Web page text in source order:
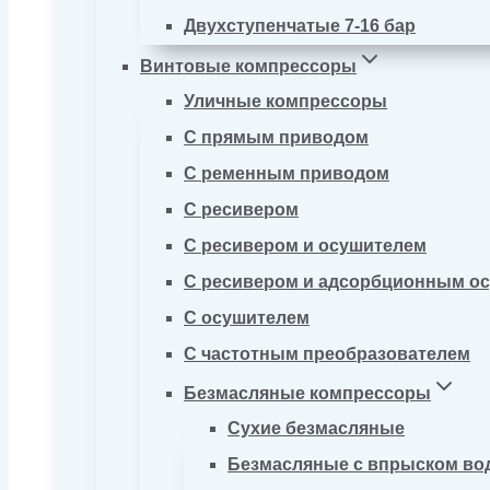
Двухступенчатые 7-16 бар
Винтовые компрессоры
Уличные компрессоры
С прямым приводом
С ременным приводом
С ресивером
С ресивером и осушителем
С ресивером и адсорбционным
С осушителем
С частотным преобразователем
Безмасляные компрессоры
Сухие безмасляные
Безмасляные с впрыском